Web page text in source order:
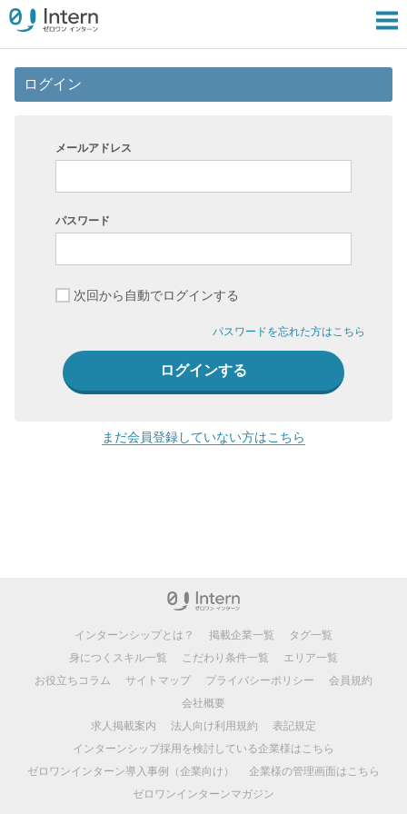
ログイン
メールアドレス
パスワード
次回から自動でログインする
パスワードを忘れた方はこちら
まだ会員登録していない方はこちら
インターンシップとは？ 掲載企業一覧
タグ一覧
身につくスキル一覧
こだわり条件一覧
エリア一覧
お役立ちコラム
サイトマップ プライバシーポリシー
会員規約
会社概要
求人掲載案内
法人向け利用規約
表記規定
インターンシップ採用を検討している企業様はこちら
ゼロワンインターン導入事例（企業向け）
企業様の管理画面はこちら
ゼロワンインターンマガジン